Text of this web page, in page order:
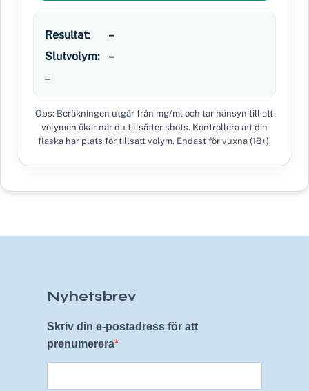
Resultat:
–
Slutvolym:
–
–
Obs: Beräkningen utgår från mg/ml och tar hänsyn till att
volymen ökar när du tillsätter shots. Kontrollera att din
flaska har plats för tillsatt volym. Endast för vuxna (18+).
Nyhetsbrev
Skriv din e-postadress för att
prenumerera